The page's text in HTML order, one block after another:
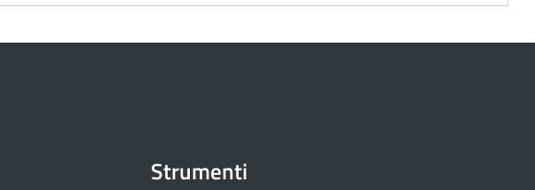
Strumenti